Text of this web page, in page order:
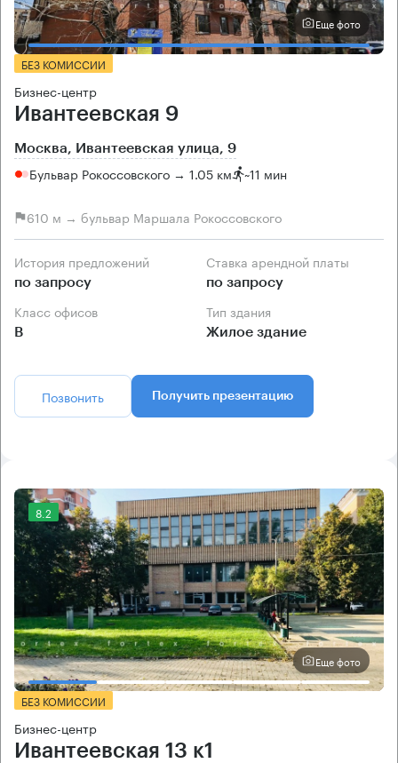
Еще фото
БЕЗ КОМИССИИ
Бизнес-центр
Ивантеевская 9
Москва, Ивантеевская улица, 9
Бульвар Рокоссовского → 1.05 км ~11 мин
610 м → бульвар Маршала Рокоссовского
История предложений
по запросу
Ставка арендной платы
по запросу
Класс офисов
B
Тип здания
Жилое здание
Позвонить Получить презентацию
8.2
Еще фото
БЕЗ КОМИССИИ
Бизнес-центр
Ивантеевская 13 к1